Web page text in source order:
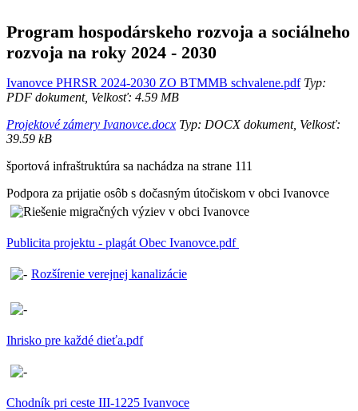
Program hospodárskeho rozvoja a sociálneho
rozvoja na roky 2024 - 2030
Ivanovce PHRSR 2024-2030 ZO BTMMB schvalene.pdfTyp:
PDF dokument, Velkosť: 4.59 MB
Projektové zámery Ivanovce.docx Typ: DOCX dokument, Velkosť:
39.59 kB
športová infraštruktúra sa nachádza na strane 111
Podpora za prijatie osôb s dočasným útočiskom v obci Ivanovce
Publicita projektu - plagát Obec Ivanovce.pdf
Rozšírenie verejnej kanalizácie
Ihrisko pre každé dieťa.pdf
Chodník pri ceste III-1225 Ivanvoce